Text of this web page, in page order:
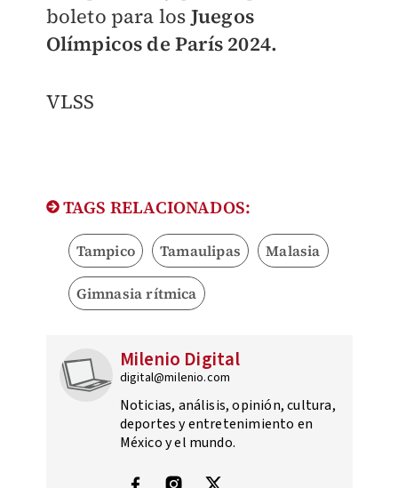
boleto para los Juegos
Olímpicos de París 2024.
VLSS
TAGS RELACIONADOS:
Tampico Tamaulipas Malasia
Gimnasia rítmica
Milenio Digital
digital@milenio.com
Noticias, análisis, opinión, cultura,
deportes y entretenimiento en
México y el mundo.